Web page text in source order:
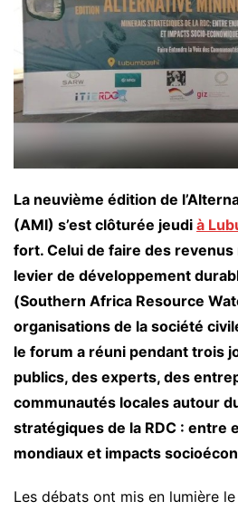
La neuvième édition de
(AMI) s’est clôturée jeudi à
fort. Celui de faire des
levier de développement
(Southern Africa Resource
organisations de la société
le forum a réuni pendant trois
publics, des experts, des
communautés locales autour
stratégiques de la RDC : entre
mondiaux et impacts
Les débats ont mis en lumière